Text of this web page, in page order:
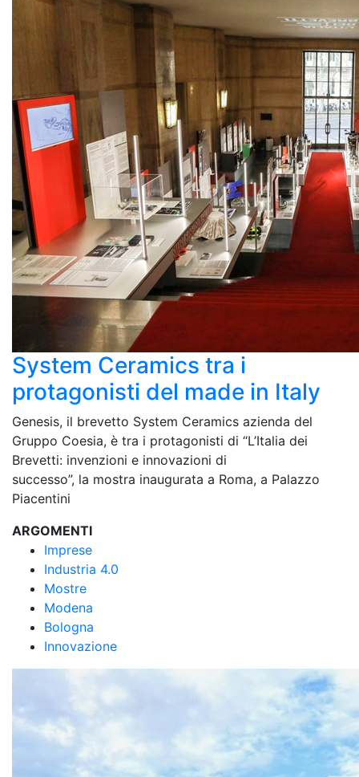
System Ceramics tra i
protagonisti del made in Italy
Genesis, il brevetto System Ceramics azienda del
Gruppo Coesia, è tra i protagonisti di “L’Italia dei
Brevetti: invenzioni e innovazioni di
successo”, la mostra inaugurata a Roma, a Palazzo
Piacentini
ARGOMENTI
Imprese
Industria 4.0
Mostre
Modena
Bologna
Innovazione